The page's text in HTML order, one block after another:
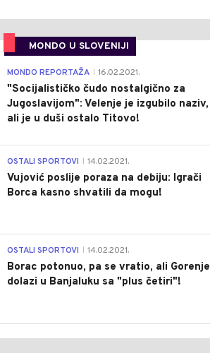
MONDO U SLOVENIJI
MONDO REPORTAŽA 16.02.2021.
"Socijalističko čudo nostalgično za
Jugoslavijom": Velenje je izgubilo naziv,
ali je u duši ostalo Titovo!
OSTALI SPORTOVI 14.02.2021.
Vujović poslije poraza na debiju: Igrači
Borca kasno shvatili da mogu!
OSTALI SPORTOVI 14.02.2021.
Borac potonuo, pa se vratio, ali Gorenje
dolazi u Banjaluku sa "plus četiri"!